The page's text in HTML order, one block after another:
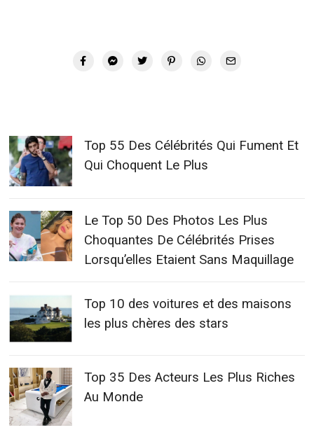
Top 55 Des Célébrités Qui Fument Et
Qui Choquent Le Plus
Le Top 50 Des Photos Les Plus
Choquantes De Célébrités Prises
Lorsqu’elles Etaient Sans Maquillage
Top 10 des voitures et des maisons
les plus chères des stars
Top 35 Des Acteurs Les Plus Riches
Au Monde